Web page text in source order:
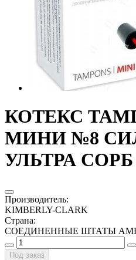
КОТЕКС
МИНИ №8
УЛЬТРА СОРБ
Производитель:
KIMBERLY-CLARK
Страна:
СОЕДИНЕННЫЕ ШТАТЫ
Под заказ